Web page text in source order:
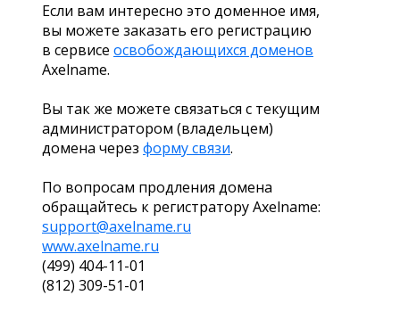
Если вам интересно это доменное имя,
вы можете заказать его регистрацию
в сервисе освобождающихся доменов
Axelname.
Вы так же можете связаться с текущим
администратором (владельцем)
домена через форму связи.
По вопросам продления домена
обращайтесь к регистратору Axelname:
support@axelname.ru
www.axelname.ru
(499) 404-11-01
(812) 309-51-01